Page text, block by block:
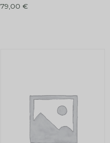
79,00 €